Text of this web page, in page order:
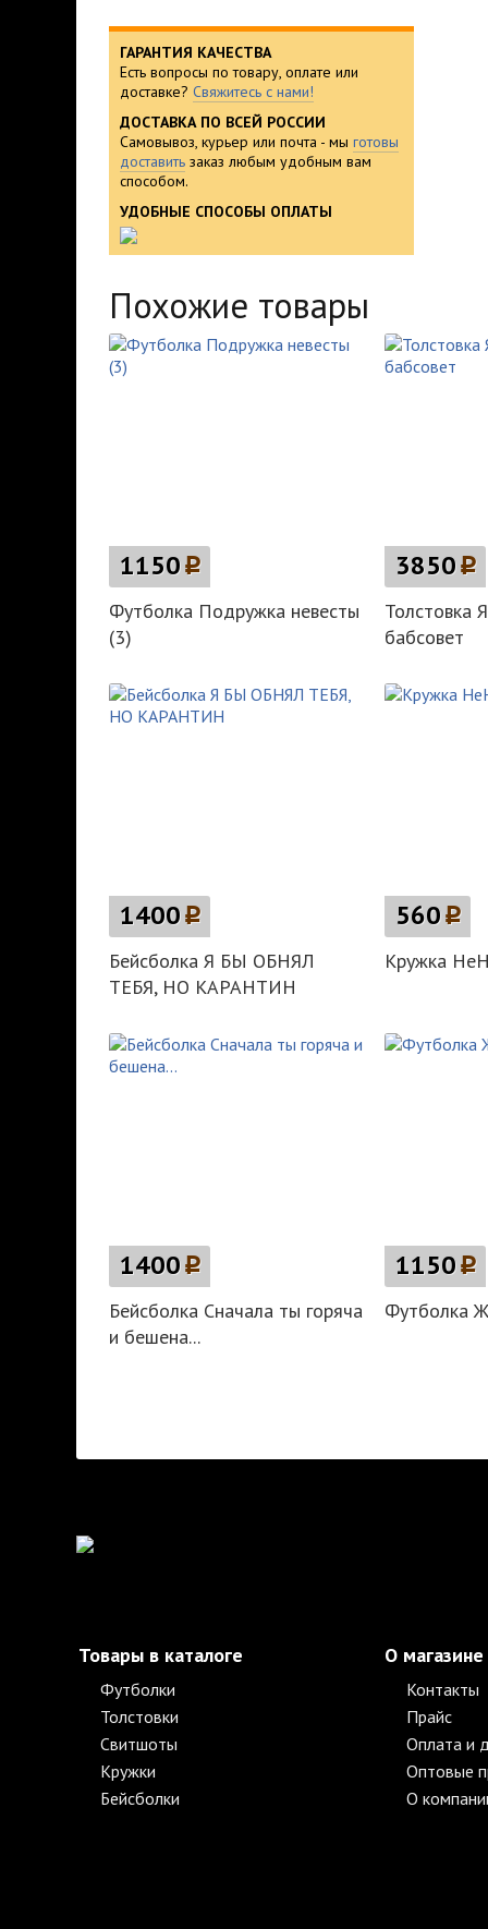
ГАРАНТИЯ КАЧЕСТВА
Есть вопросы по товару, оплате или
доставке? Свяжитесь с нами!
ДОСТАВКА ПО ВСЕЙ РОССИИ
Самовывоз, курьер или почта - мы готовы
доставить заказ любым удобным вам
способом.
УДОБНЫЕ СПОСОБЫ ОПЛАТЫ
Похожие товары
1150p
Футболка Подружка невесты
(3)
3850p
Толстовка
бабсовет
1400p
Бейсболка Я БЫ ОБНЯЛ
ТЕБЯ, НО КАРАНТИН
560p
Кружка
1400p
Бейсболка Сначала ты горяча
и бешена...
1150p
Футболка
Товары в каталоге
Футболки
Толстовки
Свитшоты
Кружки
Бейсболки
О магазине
Контакты
Прайс
Оплата и
Оптовые
О